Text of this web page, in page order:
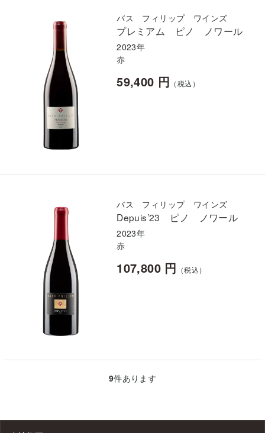
バス フィリップ ワインズ
プレミアム ピノ ノワール
2023年
赤
59,400 円 （税込）
バス フィリップ ワインズ
Depuis’23 ピノ ノワール
2023年
赤
107,800 円 （税込）
9件あります